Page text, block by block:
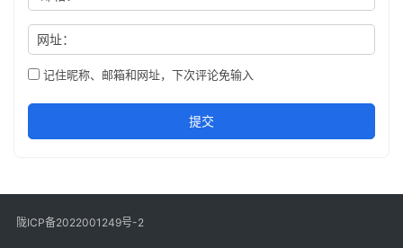
网址：
记住昵称、邮箱和网址，下次评论免输入
提交
陇ICP备2022001249号-2